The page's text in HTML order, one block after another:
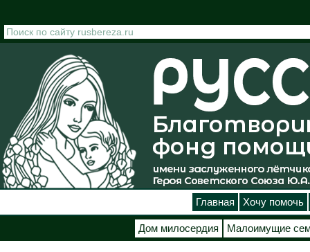
Главная Хочу помочь
Дом милосердия Малоимущие